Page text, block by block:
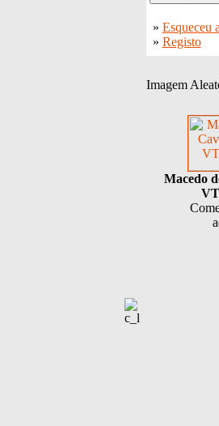
» Esqueceu
» Registo
Imagem
Macedo